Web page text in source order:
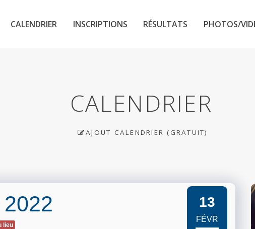
CALENDRIER INSCRIPTIONS RÉSULTATS PHOTOS/
CALENDRIER
AJOUT CALENDRIER (GRATUIT)
lieu
13
FÉVR